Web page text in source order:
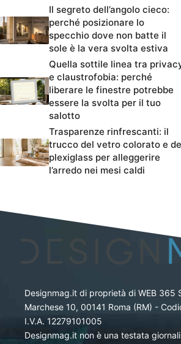
Il segreto dell’angolo cieco:
perché posizionare lo
specchio dove non batte il
sole è la vera svolta estiva
Quella sottile linea tra
e claustrofobia: perché
liberare le finestre potrebbe
essere la svolta per il tuo
salotto
Trasparenze rinfrescanti: il
trucco del vetro colorato e
plexiglass per alleggerire
l’arredo nei mesi caldi
Designmag.it di proprietà di WEB 365
Marchese 10, 00141 Roma (RM) -
I.V.A. 12279101005
Designmag.it non è una testata